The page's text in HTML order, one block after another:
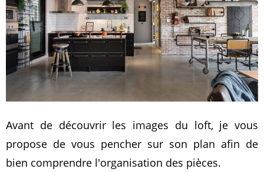
Avant de découvrir les images du loft, je vous
propose de vous pencher sur son plan afin de
bien comprendre l'organisation des pièces.